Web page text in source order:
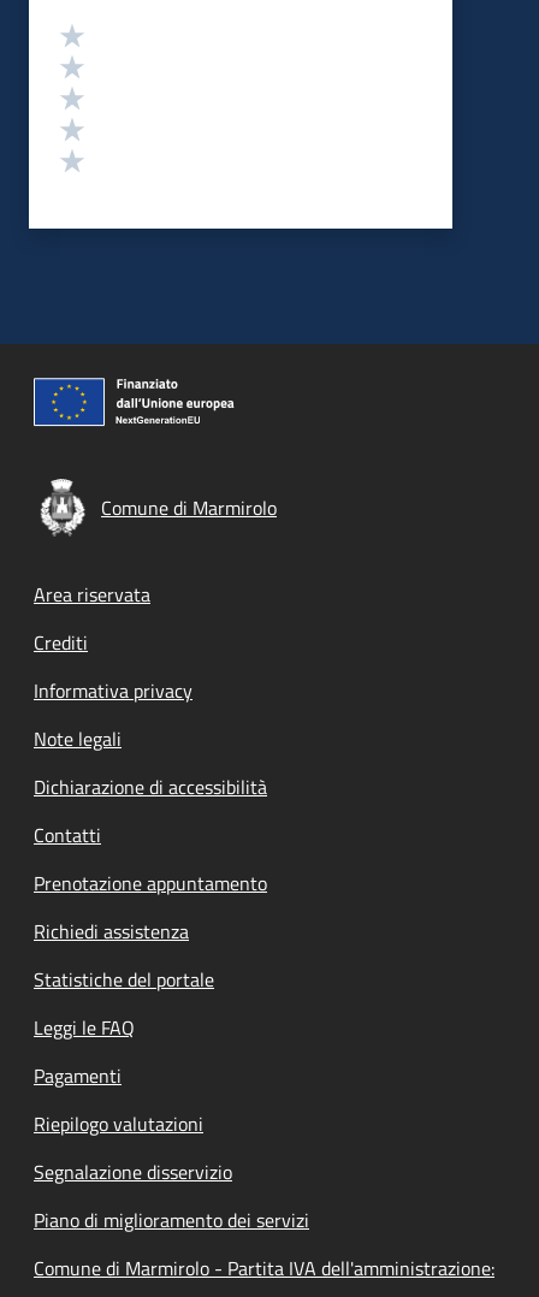
Valutazione
Comune di Marmirolo
Footer menu
Area riservata
Crediti
Informativa privacy
Note legali
Dichiarazione di accessibilità
Contatti
Prenotazione appuntamento
Richiedi assistenza
Statistiche del portale
Leggi le FAQ
Pagamenti
Riepilogo valutazioni
Segnalazione disservizio
Piano di miglioramento dei servizi
Comune di Marmirolo - Partita IVA dell'amministrazione: